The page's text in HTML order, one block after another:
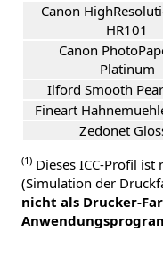
Canon
HR101
Canon
Platinum
Ilford Smooth
Fineart
Zedonet
(1) Dieses ICC-Profil
(Simulation der
nicht als Drucker-